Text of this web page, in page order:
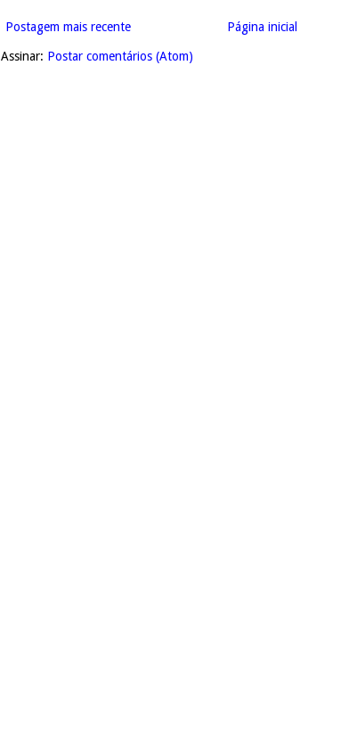
Postagem mais recente Página inicial
Assinar: Postar comentários (Atom)